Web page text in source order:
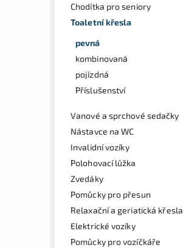
Chodítka pro seniory
Toaletní křesla
pevná
kombinovaná
pojízdná
Příslušenství
Vanové a sprchové sedačky
Nástavce na WC
Invalidní vozíky
Polohovací lůžka
Zvedáky
Pomůcky pro přesun
Relaxační a geriatická křesla
Elektrické vozíky
Pomůcky pro vozíčkáře